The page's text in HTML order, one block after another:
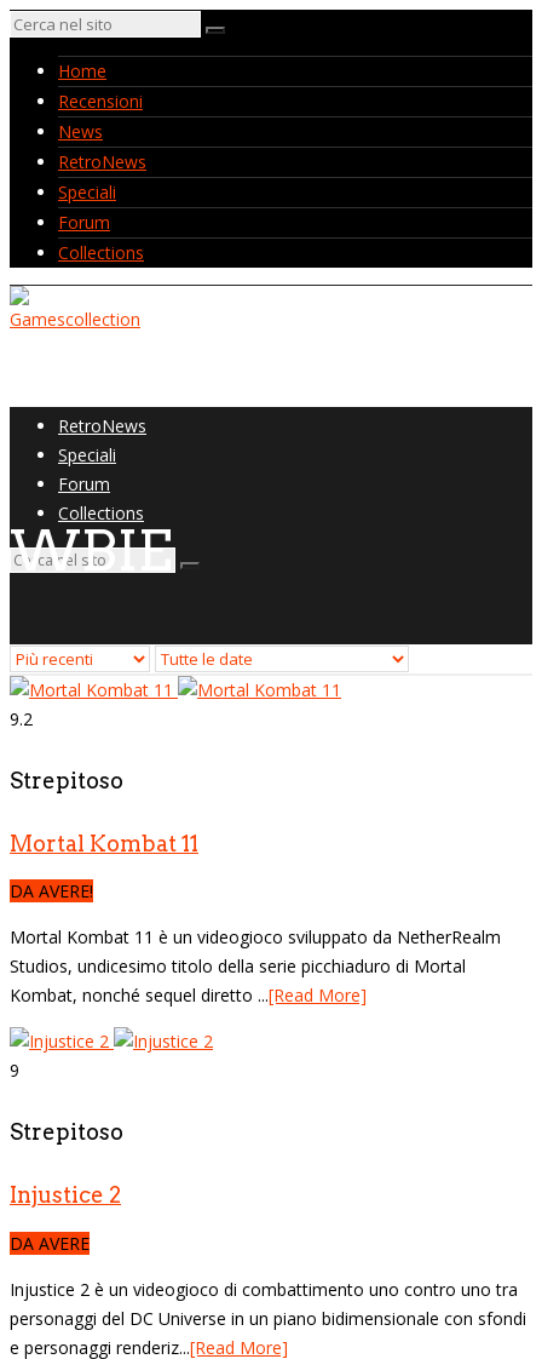
Home
Recensioni
News
RetroNews
Speciali
Forum
Collections
RetroNews
Speciali
Forum
Collections
WBIE
9.2
Strepitoso
Mortal Kombat 11
DA AVERE!
Mortal Kombat 11 è un videogioco sviluppato da NetherRealm
Studios, undicesimo titolo della serie picchiaduro di Mortal
Kombat, nonché sequel diretto ...[Read More]
9
Strepitoso
Injustice 2
DA AVERE
Injustice 2 è un videogioco di combattimento uno contro uno tra
personaggi del DC Universe in un piano bidimensionale con sfondi
e personaggi renderiz...[Read More]